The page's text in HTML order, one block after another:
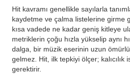
Hit kavramı genellikle sayılarla
kaydetme ve çalma listelerine girme
kısa vadede ne kadar geniş kitleye
metriklerin çoğu hızla yükselip aynı
dalga, bir müzik eserinin uzun
gelmez. Hit, ilk tepkiyi ölçer;
gerektirir.